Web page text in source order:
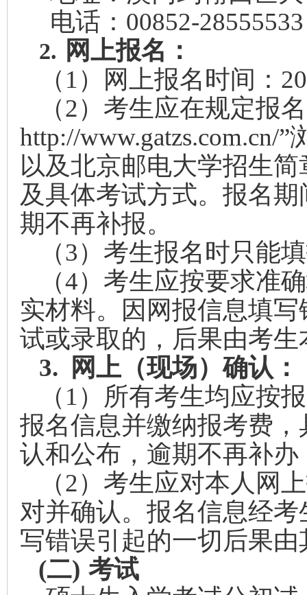
电话：00852-
2. 网上报名：
（1）网上报名时间：
（2）考生应在规定报
http://www.gatzs.com.cn/
以及北京邮电大学招生
及具体考试方式。报名
期不再补报。
（3）考生报名时只能
（4）考生应按要求准
实材料。因网报信息填
试或录取的，后果由考生
3.
网上（现场）确认：
（1）所有考生均应按
报名信息并缴纳报考费
认和公布，逾期不再补
（2）考生应对本人网
对并确认。报名信息经
写错误引起的一切后果
(二) 考试